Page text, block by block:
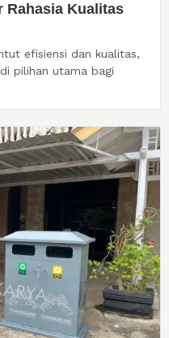
Rahasia Kualitas
efisiensi dan kualitas,
pilihan utama bagi